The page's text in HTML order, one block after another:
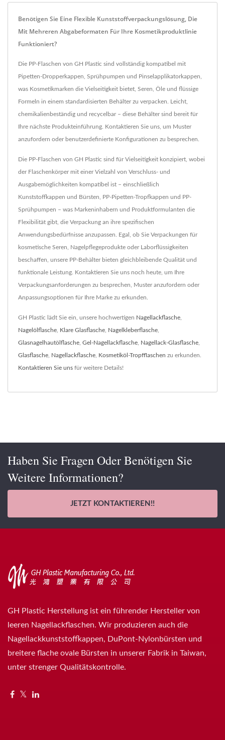
Benötigen Sie Eine Flexible Kunststoffverpackungslösung, Die
Mit Mehreren Abgabeformaten Für Ihre Kosmetikproduktlinie
Funktioniert?
Die PP-Flaschen von GH Plastic sind vollständig kompatibel mit
Pipetten-Dropperkappen, Sprühpumpen und Pinselapplikatorkappen,
was Kosmetikmarken die Vielseitigkeit bietet, Seren, Öle und flüssige
Formeln in einem standardisierten Behälter zu verpacken. Leicht,
chemikalienbeständig und recycelbar – diese Behälter sind bereit für
Ihre nächste Produkteinführung. Kontaktieren Sie uns, um Muster
anzufordern oder benutzerdefinierte Konfigurationen zu besprechen.
Die PP-Flaschen von GH Plastic sind für Vielseitigkeit konzipiert, wobei
der Flaschenkörper mit einer Vielzahl von Verschluss- und
Ausgabemöglichkeiten kompatibel ist – einschließlich
Kunststoffkappen und Bürsten, PP-Pipetten-Tropfkappen und PP-
Sprühpumpen – was Markeninhabern und Produktformulanten die
Flexibilität gibt, die Verpackung an ihre spezifischen
Anwendungsbedürfnisse anzupassen. Egal, ob Sie Verpackungen für
kosmetische Seren, Nagelpflegeprodukte oder Laborflüssigkeiten
beschaffen, unsere PP-Behälter bieten gleichbleibende Qualität und
funktionale Leistung. Kontaktieren Sie uns noch heute, um Ihre
Verpackungsanforderungen zu besprechen, Muster anzufordern oder
Anpassungsoptionen für Ihre Marke zu erkunden.
GH Plastic lädt Sie ein, unsere hochwertigen Nagellackflasche
Nagelölflasche Klare Glasflasche Nagelkleberflasche
Glasnagelhautölflasche Gel-Nagellackflasche Nagellack-Glasflasche
Glasflasche Nagellackflasche Kosmetiköl-Tropfflaschen zu erkunden.
Kontaktieren Sie uns für weitere Details!
Haben Sie Fragen Oder Benötigen Sie
Weitere Informationen?
JETZT KONTAKTIEREN!!
GH Plastic Herstellung ist ein führender Hersteller von
leeren Nagellackflaschen. Wir produzieren auch die
Nagellackkunststoffkappen, DuPont-Nylonbürsten und
breitere flache ovale Bürsten in unserer Fabrik in Taiwan,
unter strenger Qualitätskontrolle.